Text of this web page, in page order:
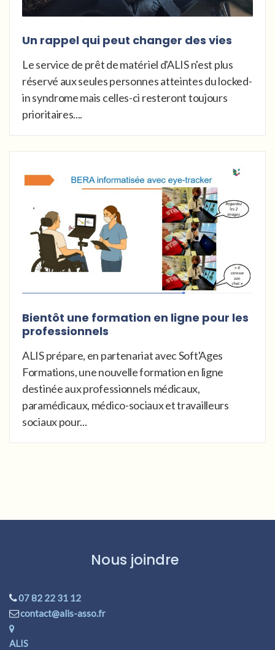
Un rappel qui peut changer des vies
Le service de prêt de matériel d'ALIS n'est plus
réservé aux seules personnes atteintes du locked-
in syndrome mais celles-ci resteront toujours
prioritaires....
Bientôt une formation en ligne pour les
professionnels
ALIS prépare, en partenariat avec Soft'Ages
Formations, une nouvelle formation en ligne
destinée aux professionnels médicaux,
paramédicaux, médico-sociaux et travailleurs
sociaux pour...
Nous joindre
07 82 22 31 12
contact@alis-asso.fr
ALIS